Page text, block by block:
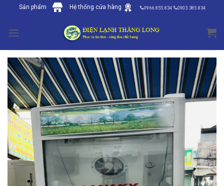
content
Sản phẩm Hệ thống cửa hàng 0966.855.834 0903.385.834